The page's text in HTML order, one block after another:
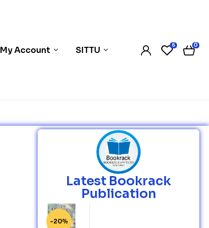
My Account SITTU 6 0
Latest Bookrack
Publication
-20%